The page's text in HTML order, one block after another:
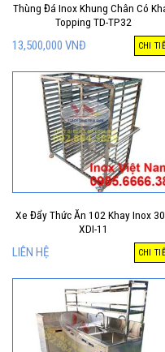
Thùng Đá Inox Khung Chân Có
Topping TD-TP32
13,500,000 VNĐ CHI
Xe Đẩy Thức Ăn 102 Khay Inox
XDI-11
LIÊN HỆ CHI